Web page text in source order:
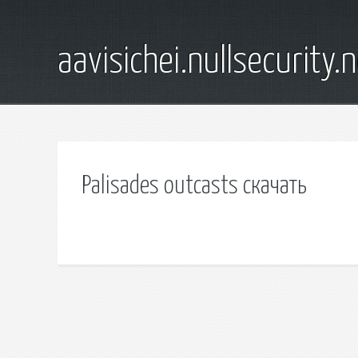
Palisades outcasts скачать